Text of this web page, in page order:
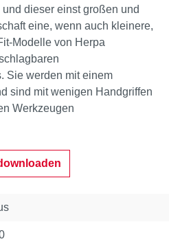
dieser einst großen und
eine, wenn auch kleinere,
Modelle von Herpa
Sie werden mit einem
sind mit wenigen Handgriffen
Werkzeugen